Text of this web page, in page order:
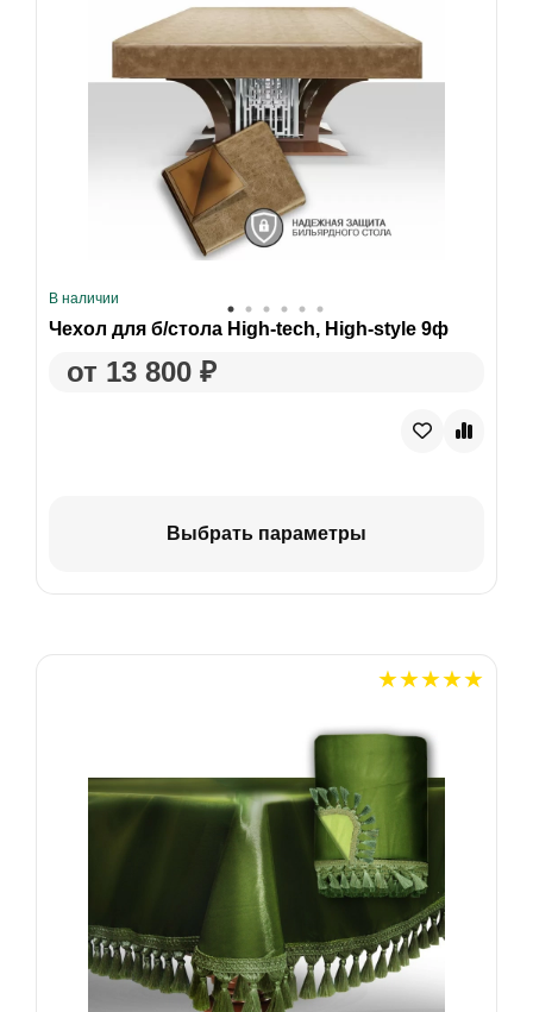
В наличии
Чехол для б/стола High-tech, High-style 9ф
от 13 800 ₽
Выбрать параметры